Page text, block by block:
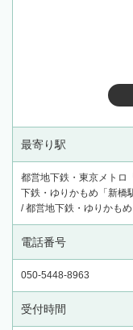
最寄り駅
都営地下鉄・東京メトロ
下鉄・ゆりかもめ「新橋
/ 都営地下鉄・ゆりかも
電話番号
050-5448-8963
受付時間